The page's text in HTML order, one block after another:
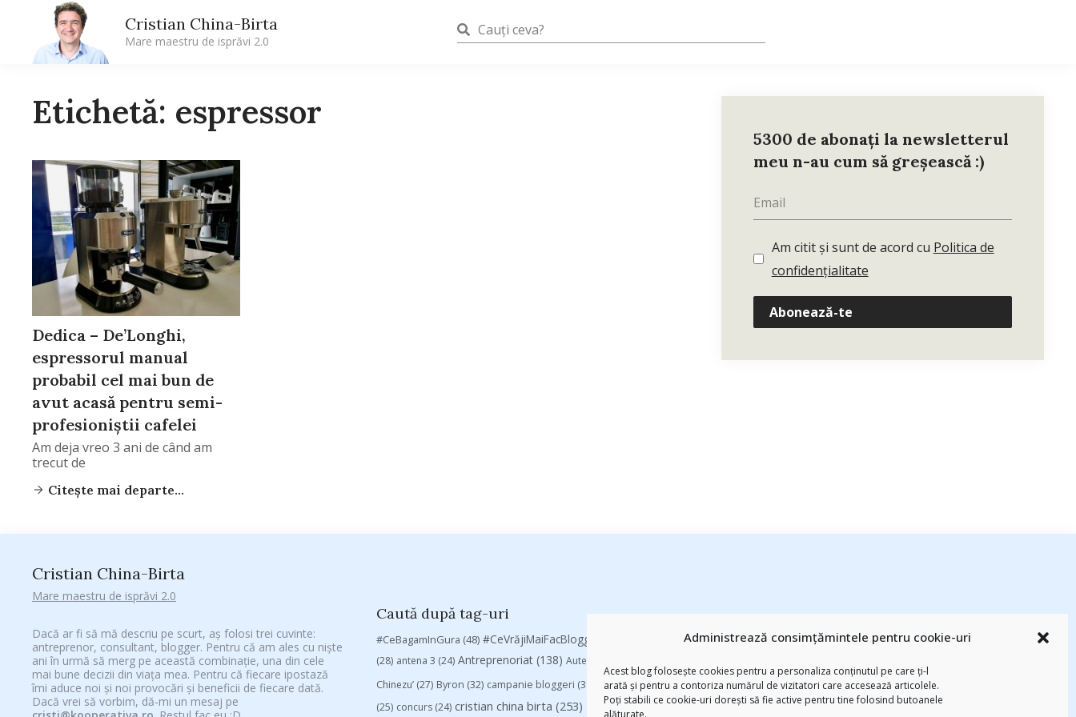
Administrează consimțămintele pentru cookie-uri
Acest blog folosește cookies pentru a personaliza conținutul pe care ți-l
arată și pentru a contoriza numărul de vizitatori care accesează articolele.
Poți stabili ce cookie-uri dorești să fie active pentru tine folosind butoanele
alăturate.
Cristian China-Birta
Mare maestru de isprăvi 2.0
Etichetă: espressor
Dedica – De’Longhi,
espressorul manual
probabil cel mai bun de
avut acasă pentru semi-
profesioniștii cafelei
Am deja vreo 3 ani de când am
trecut de
Citește mai departe...
5300 de abonați la newsletterul
meu n-au cum să greșească :)
Am citit și sunt de acord cu Politica de
confidențialitate
Abonează-te
Cristian China-Birta
Mare maestru de isprăvi 2.0
Dacă ar fi să mă descriu pe scurt, aș folosi trei cuvinte:
antreprenor, consultant, blogger. Pentru că am ales cu niște
ani în urmă să merg pe această combinație, una din cele
mai bune decizii din viața mea. Pentru că fiecare ipostază
îmi aduce noi și noi provocări și beneficii de fiecare dată.
Dacă vrei să vorbim, dă-mi un mesaj pe
Caută după tag-uri
#CeBagamInGura (48) #CeVrăjiMaiFacBloggerii #PoateVăInteresează(94) #PrinThailandaMea(27) #ZiuaȘiProdusul(23)
(28) antena 3 (24) Antreprenoriat (138) Autenticitate
Chinezu’ (27) Byron (32) campanie bloggeri (31) campanie pentru bloggeri(29) champions league(25) chinezu(2339)
(25) concurs (24) cristian china birta (253) Despre cartile pe care le-am citit (258) digital(154) federatia romana de rugby